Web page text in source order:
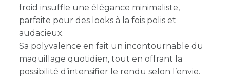
froid insuffle une élégance minimaliste,
parfaite pour des looks à la fois polis et
audacieux.
Sa polyvalence en fait un incontournable du
maquillage quotidien, tout en offrant la
possibilité d’intensifier le rendu selon l’envie.